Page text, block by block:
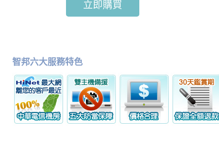
立即購買
智邦六大服務特色